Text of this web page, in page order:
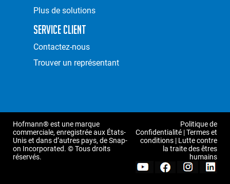
Plus de solutions
Service Client
Contactez-nous
Trouver un représentant
Hofmann® est une marque
commerciale, enregistrée aux États-
Unis et dans d’autres pays, de Snap-
on Incorporated. © Tous droits
réservés.
Politique de
Confidentialité |Termes et
conditions | Lutte contre
la traite des êtres
humains